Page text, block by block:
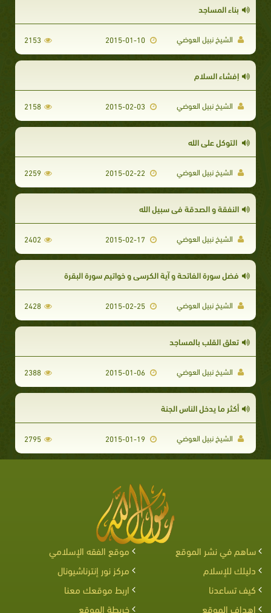
بناء المساجد
الشيخ نبيل العوضي 2153
إفشاء السلام
الشيخ نبيل العوضي 2158
التوكل على الله
الشيخ نبيل العوضي 2259
النفقة و الصدقة في سبيل الله
الشيخ نبيل العوضي 2402
فضل سورة الفاتحة و آية الكرسي و خواتيم سورة البقرة
الشيخ نبيل العوضي 2428
تعلق القلب بالمساجد
الشيخ نبيل العوضي 2388
أكثر ما يدخل الناس الجنة
الشيخ نبيل العوضي 2795
ساهم في نشر الموقع
موقع الفقه الإسلامي
دليلك للإسلام
مركز نور إنترناشيونال
كيف تساعدنا
اربط موقعك معنا
اهداف الموقع
خريطة الموقع